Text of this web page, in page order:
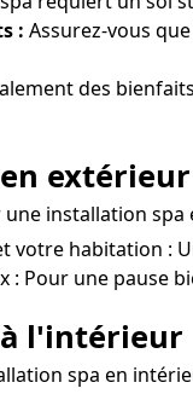
: Assurez-vous
des
extérieur
installation
votre habitation :
: Pour une pause
l'intérieur
spa en